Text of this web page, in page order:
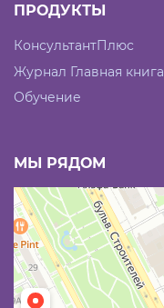
ПРОДУКТЫ
КонсультантПлюс
Журнал Главная книга
Обучение
МЫ РЯДОМ